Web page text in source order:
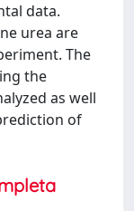
data.
urea are
The
the
as well
of